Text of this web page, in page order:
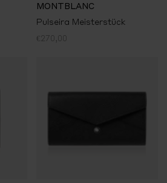
MONTBLANC
Pulseira Meisterstück
€270,00